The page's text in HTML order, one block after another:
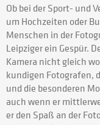
Ob bei der Sport- und
um Hochzeiten oder
Menschen in der
Leipziger ein Gespür.
Kamera nicht gleich
kundigen Fotografen,
und die besonderen
auch wenn er
er den Spaß an der